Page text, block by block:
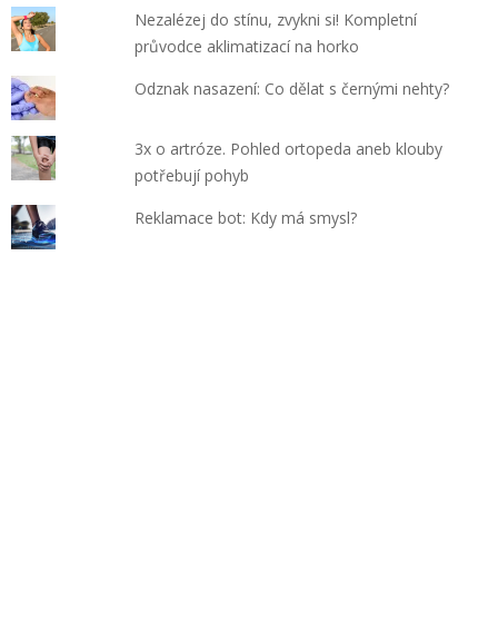
Nezalézej do stínu, zvykni si! Kompletní
průvodce aklimatizací na horko
Odznak nasazení: Co dělat s černými nehty?
3x o artróze. Pohled ortopeda aneb klouby
potřebují pohyb
Reklamace bot: Kdy má smysl?